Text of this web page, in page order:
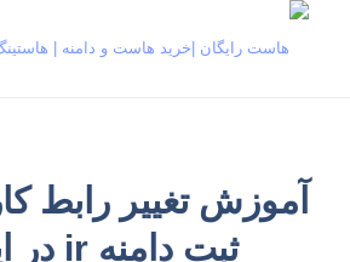
آموزش تغییر رابط
ثبت دامنه ir در ایرنیک